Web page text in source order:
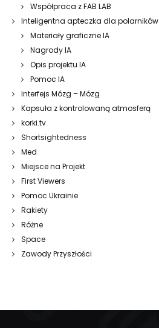
Współpraca z FAB LAB
Inteligentna apteczka dla polarników
Materiały graficzne IA
Nagrody IA
Opis projektu IA
Pomoc IA
Interfejs Mózg – Mózg
Kapsuła z kontrolowaną atmosferą
korki.tv
Shortsightedness
Med
Miejsce na Projekt
First Viewers
Pomoc Ukrainie
Rakiety
Różne
Space
Zawody Przyszłości